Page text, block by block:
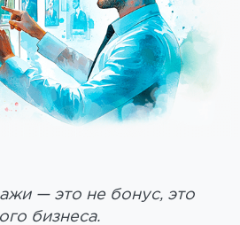
— это не бонус, это
бизнеса.